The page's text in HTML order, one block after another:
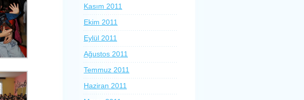
Kasım 2011
Ekim 2011
Eylül 2011
Ağustos 2011
Temmuz 2011
Haziran 2011